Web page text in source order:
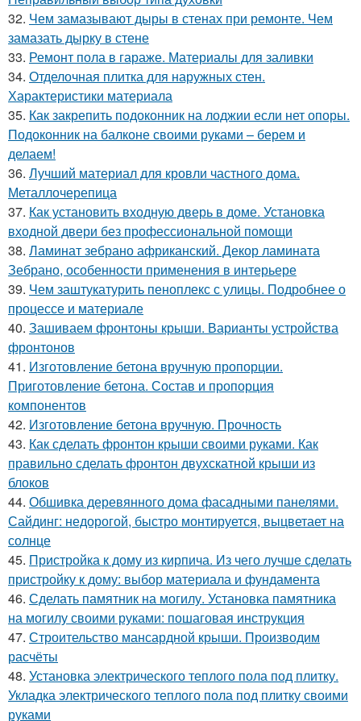
32. Чем замазывают дыры в стенах при ремонте. Чем
замазать дырку в стене
33. Ремонт пола в гараже. Материалы для заливки
34. Отделочная плитка для наружных стен.
Характеристики материала
35. Как закрепить подоконник на лоджии если нет опоры.
Подоконник на балконе своими руками – берем и
делаем!
36. Лучший материал для кровли частного дома.
Металлочерепица
37. Как установить входную дверь в доме. Установка
входной двери без профессиональной помощи
38. Ламинат зебрано африканский. Декор ламината
Зебрано, особенности применения в интерьере
39. Чем заштукатурить пеноплекс с улицы. Подробнее о
процессе и материале
40. Зашиваем фронтоны крыши. Варианты устройства
фронтонов
41. Изготовление бетона вручную пропорции.
Приготовление бетона. Состав и пропорция
компонентов
42. Изготовление бетона вручную. Прочность
43. Как сделать фронтон крыши своими руками. Как
правильно сделать фронтон двухскатной крыши из
блоков
44. Обшивка деревянного дома фасадными панелями.
Сайдинг: недорогой, быстро монтируется, выцветает на
солнце
45. Пристройка к дому из кирпича. Из чего лучше сделать
пристройку к дому: выбор материала и фундамента
46. Сделать памятник на могилу. Установка памятника
на могилу своими руками: пошаговая инструкция
47. Строительство мансардной крыши. Производим
расчёты
48. Установка электрического теплого пола под плитку.
Укладка электрического теплого пола под плитку своими
руками